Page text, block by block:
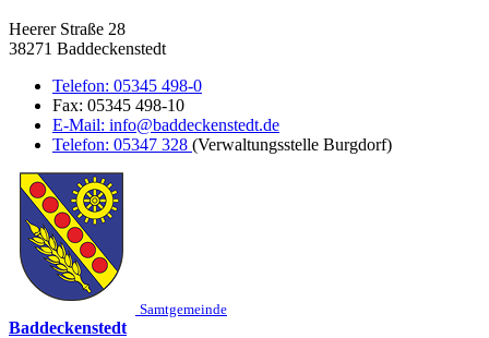
Heerer Straße 28
38271 Baddeckenstedt
Telefon: 05345 498-0
Fax: 05345 498-10
E-Mail: info@baddeckenstedt.de
Telefon: 05347 328 (Verwaltungsstelle Burgdorf)
Samtgemeinde
Baddeckenstedt